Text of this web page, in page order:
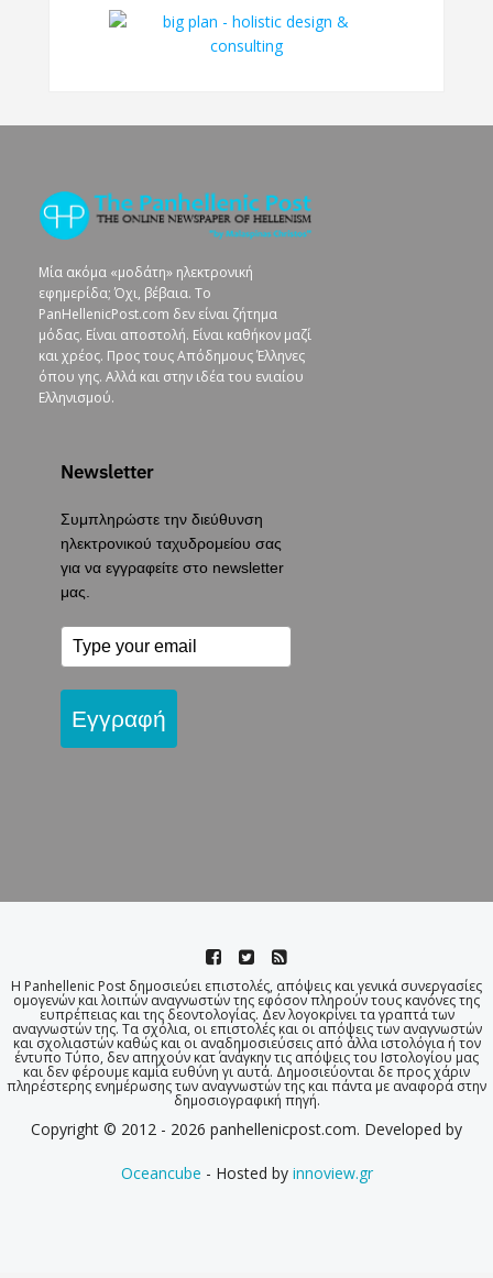
Μία ακόμα «μοδάτη» ηλεκτρονική
εφημερίδα; Όχι, βέβαια. To
PanHellenicPost.com δεν είναι ζήτημα
μόδας. Είναι αποστολή. Είναι καθήκον μαζί
και χρέος. Προς τους Απόδημους Έλληνες
όπου γης. Αλλά και στην ιδέα του ενιαίου
Ελληνισμού.
Newsletter
Συμπληρώστε την διεύθυνση
ηλεκτρονικού ταχυδρομείου σας
για να εγγραφείτε στο newsletter
μας.
Εγγραφή
Η Panhellenic Post δημοσιεύει επιστολές, απόψεις και γενικά συνεργασίες
ομογενών και λοιπών αναγνωστών της εφόσον πληρούν τους κανόνες της
ευπρέπειας και της δεοντολογίας. Δεν λογοκρίνει τα γραπτά των
αναγνωστών της. Τα σχόλια, οι επιστολές και οι απόψεις των αναγνωστών
και σχολιαστών καθώς και οι αναδημοσιεύσεις από άλλα ιστολόγια ή τον
έντυπο Τύπο, δεν απηχούν κατ΄ ανάγκην τις απόψεις του Ιστολογίου μας
και δεν φέρουμε καμία ευθύνη γι αυτά. Δημοσιεύονται δε προς χάριν
πληρέστερης ενημέρωσης των αναγνωστών της και πάντα με αναφορά στην
δημοσιογραφική πηγή.
Copyright © 2012 - 2026 panhellenicpost.com. Developed by
Oceancube - Hosted by innoview.gr